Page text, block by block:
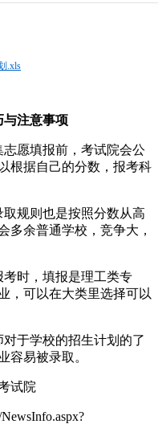
.xls
与注意事项
愿填报前，考试院会公
根据自己的分数，报考科
规则也是按照分数从高
多余普通学校，竞争大，
时，填报是理工类专
，可以在大类里选择可以
于学校的招生计划的了
容易被录取。
试院